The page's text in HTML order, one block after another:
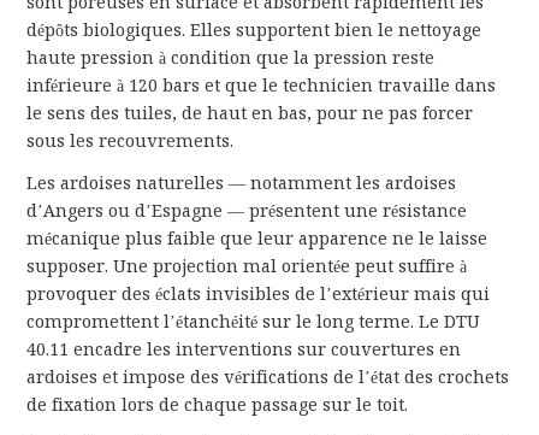
dépôts biologiques. Elles supportent bien le nettoyage
haute pression à condition que la pression reste
inférieure à 120 bars et que le technicien travaille dans
le sens des tuiles, de haut en bas, pour ne pas forcer
sous les recouvrements.
Les ardoises naturelles — notamment les ardoises
d’Angers ou d’Espagne — présentent une résistance
mécanique plus faible que leur apparence ne le laisse
supposer. Une projection mal orientée peut suffire à
provoquer des éclats invisibles de l’extérieur mais qui
compromettent l’étanchéité sur le long terme. Le DTU
40.11 encadre les interventions sur couvertures en
ardoises et impose des vérifications de l’état des crochets
de fixation lors de chaque passage sur le toit.